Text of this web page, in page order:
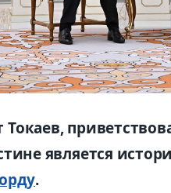
является
.